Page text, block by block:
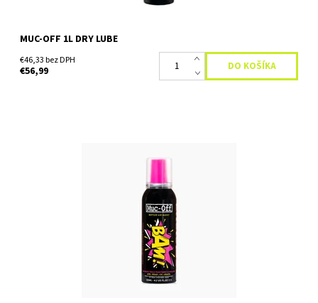
MUC-OFF 1L DRY LUBE
€46,33 bez DPH
€56,99
B.A.M rýchlo nafúkne a opraví vpichy vstreknutím latexovej peny
a vzduchu do pneumatiky alebo duše. B.A.M je dokonalá núdzová
záloha, ktorú je možné pripevniť k rámu bicykla...